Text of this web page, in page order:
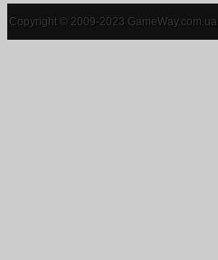
Copyright © 2009-2023 GameWay.com.ua